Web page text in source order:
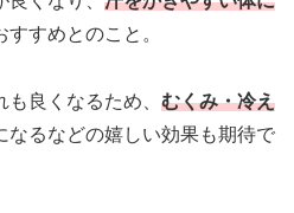
すめとのこと。
良くなるため、 むくみ・冷え
なるなどの嬉しい効果も期待で